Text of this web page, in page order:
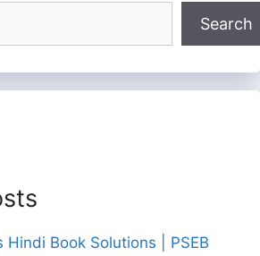
Search
Hindi Book Solutions | PSEB